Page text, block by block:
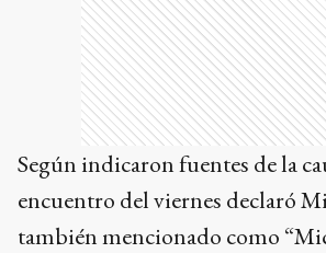
Según indicaron fuentes de la
encuentro del viernes declaró
también mencionado como